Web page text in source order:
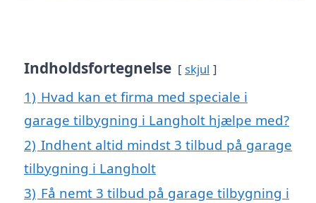
Indholdsfortegnelse skjul
1) Hvad kan et firma med speciale i
garage tilbygning i Langholt hjælpe med?
2) Indhent altid mindst 3 tilbud på garage
tilbygning i Langholt
3) Få nemt 3 tilbud på garage tilbygning i